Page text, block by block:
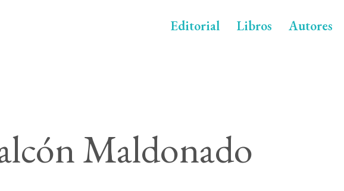
Editorial Libros Autores
Maldonado